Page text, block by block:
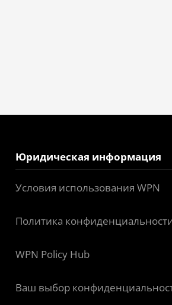
Юридическая информация
Условия использования WPN
Политика
WPN Policy Hub
Ваш выбор